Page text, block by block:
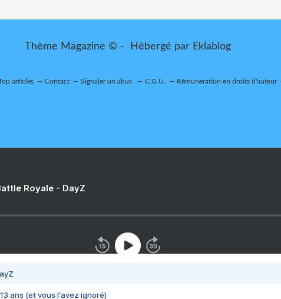
Thème Magazine © - Hébergé par Eklablog
articles Contact Signaler un abus C.G.U. Rémunération en droits d'auteur
Royale - DayZ
ans (et vous l'avez ignoré)